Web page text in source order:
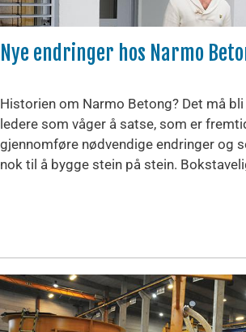
Nye endringer hos Narmo
Historien om Narmo Betong? Det må
ledere som våger å satse, som er
gjennomføre nødvendige endringer og
nok til å bygge stein på stein.